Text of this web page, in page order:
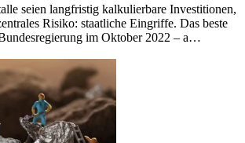
seien langfristig kalkulierbare Investitionen,
Risiko: staatliche Eingriffe. Das beste
im Oktober 2022 – a…